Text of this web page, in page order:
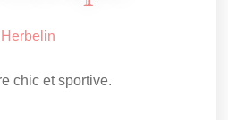
Herbelin
chic et sportive.